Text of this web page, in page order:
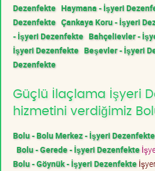
Dezenfekte Haymana - İşyeri
Dezenfekte Çankaya Koru - İşyeri
- İşyeri Dezenfekte Bahçelievler -
İşyeri Dezenfekte Beşevler - İşyeri
Dezenfekte
Güçlü İlaçlama İşyeri
hizmetini verdiğimiz
Bolu - Bolu Merkez - İşyeri Dezenfekte
Bolu - Gerede - İşyeri Dezenfekte
Bolu - Göynük - İşyeri Dezenfekte